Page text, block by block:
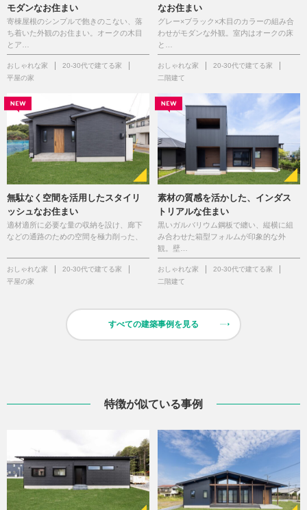
モダンなお住まい
寄棟屋根のシンプルで飽きのこない、落
ち着いた外観のお住まい。オークの木目
とア…
おしゃれな家
20-30代で建てる家
平屋の家
なお住まい
グレー×ブラック×木目のカラーの組み合
わせがモダンな外観。室内はオークの床
と…
おしゃれな家
20-30代で建てる家
二階建て
無駄なく空間を活用したスタイリ
ッシュなお住まい
適材適所に必要な量の収納を設け、廊下
などの通路のための空間を極力削った、
おしゃれな家
20-30代で建てる家
平屋の家
素材の質感を活かした、インダス
トリアルな住まい
黒いガルバリウム鋼板で纏い、縦横に組
み合わせた箱型フォルムが印象的な外
観。壁…
おしゃれな家
20-30代で建てる家
二階建て
すべての建築事例を見る
特徴が似ている事例